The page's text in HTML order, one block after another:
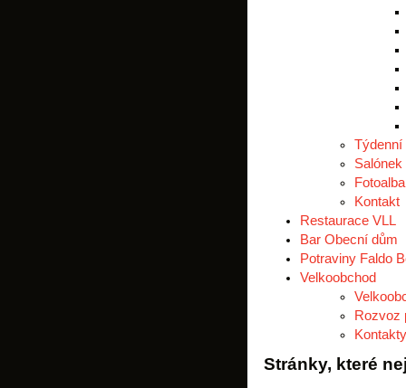
Týdenní
Salónek
Fotoalba
Kontakt
Restaurace VLL
Bar Obecní dům
Potraviny Faldo
Velkoobchod
Rozvoz
Kontakty
Stránky, které